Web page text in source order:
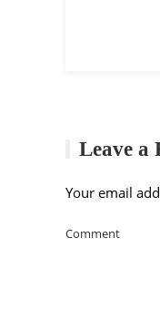
Leave a
Your email
Comment